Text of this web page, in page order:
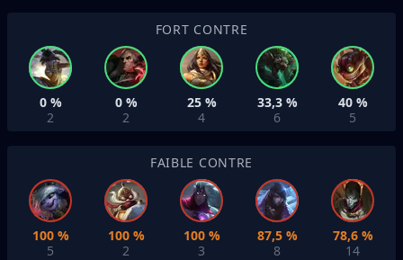
FORT CONTRE
0 %
2
0 %
2
25 %
4
33,3 %
6
40 %
5
FAIBLE CONTRE
100 %
5
100 %
2
100 %
3
87,5 %
8
78,6 %
14